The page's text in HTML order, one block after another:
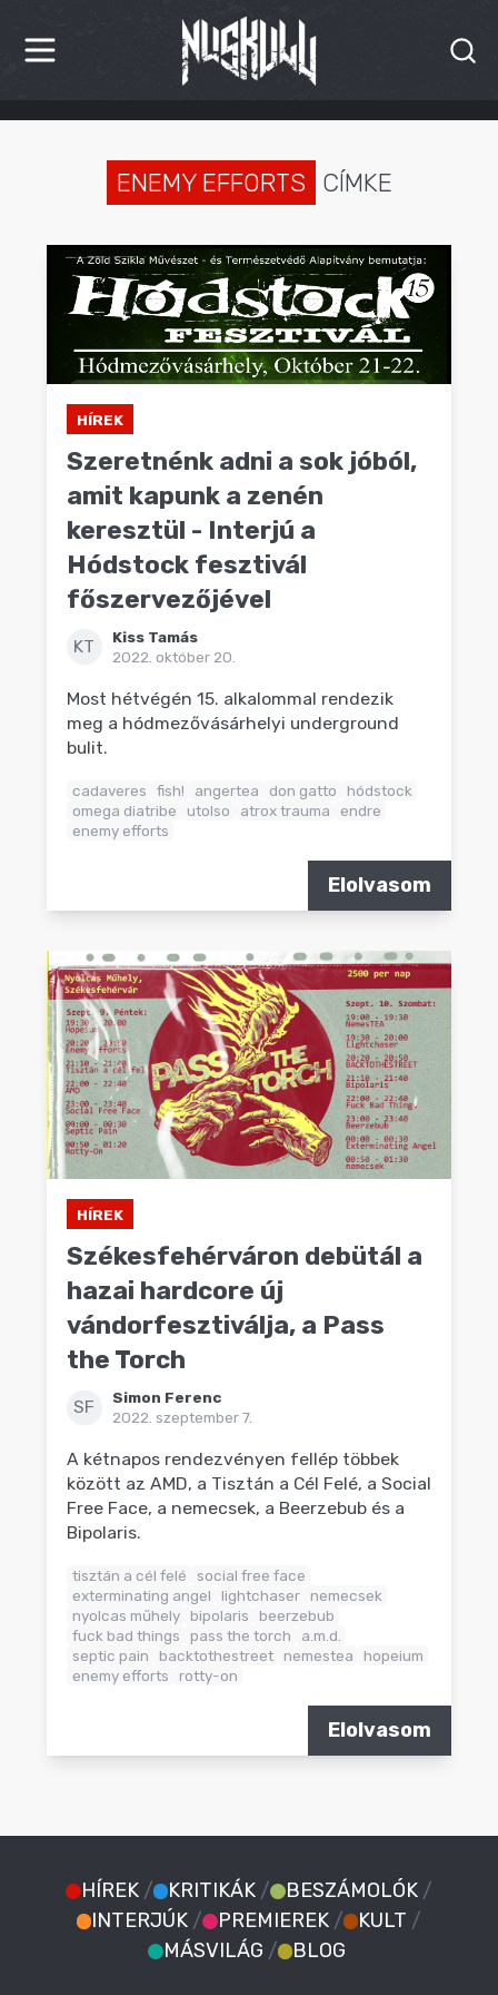
HÍREK
INTERJÚK
PREMIEREK
KULT
MÁSVILÁG
ENEMY EFFORTS CÍMKE
HÍREK
Szeretnénk adni a sok jóból,
amit kapunk a zenén
keresztül - Interjú a
Hódstock fesztivál
főszervezőjével
KT
Kiss Tamás
2022. október 20.
Most hétvégén 15. alkalommal rendezik
meg a hódmezővásárhelyi underground
bulit.
cadaveres fish! angertea don gatto
hódstock
omega diatribe
utolso atrox trauma
endre
enemy efforts
Elolvasom
HÍREK
Székesfehérváron debütál a
hazai hardcore új
vándorfesztiválja, a Pass
the Torch
SF
Simon Ferenc
2022. szeptember 7.
A kétnapos rendezvényen fellép többek
között az AMD, a Tisztán a Cél Felé, a Social
Free Face, a nemecsek, a Beerzebub és a
Bipolaris.
tisztán a cél felé
social free face
exterminating angel
lightchaser nemecsek
nyolcas műhely bipolaris
beerzebub
fuck bad things
pass the torch
a.m.d.
septic pain
backtothestreet nemestea
hopeium
enemy efforts
rotty-on
Elolvasom
HÍREK / KRITIKÁK / BESZÁMOLÓK /
INTERJÚK / PREMIEREK / KULT /
MÁSVILÁG / BLOG